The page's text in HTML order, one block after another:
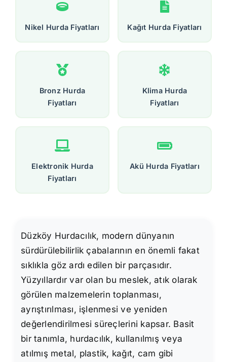
Nikel Hurda Fiyatları Kağıt Hurda Fiyatları
Bronz Hurda
Fiyatları
Klima Hurda
Fiyatları
Elektronik Hurda
Fiyatları
Akü Hurda Fiyatları
Düzköy Hurdacılık, modern dünyanın
sürdürülebilirlik çabalarının en önemli fakat
sıklıkla göz ardı edilen bir parçasıdır.
Yüzyıllardır var olan bu meslek, atık olarak
görülen malzemelerin toplanması,
ayrıştırılması, işlenmesi ve yeniden
değerlendirilmesi süreçlerini kapsar. Basit
bir tanımla, hurdacılık, kullanılmış veya
atılmış metal, plastik, kağıt, cam gibi